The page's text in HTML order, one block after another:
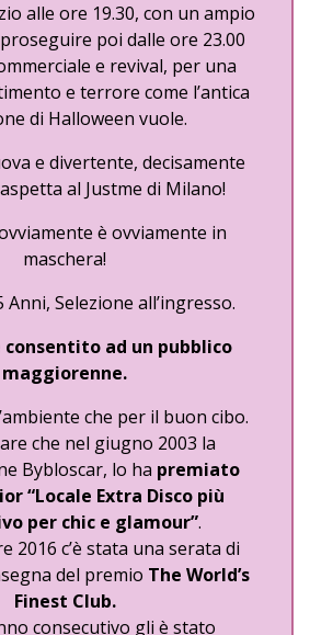
alle ore 19.30, con un ampio
poi dalle ore 23.00
e revival, per una
e terrore come l’antica
di Halloween vuole.
e divertente, decisamente
al Justme di Milano!
è ovviamente in
maschera!
Selezione all’ingresso.
consentito ad un pubblico
maggiorenne.
che per il buon cibo.
che nel giugno 2003 la
Bybloscar, lo ha premiato
“Locale Extra Disco più
per chic e glamour”.
2016 c’è stata una serata di
del premio The World’s
Finest Club.
consecutivo gli è stato